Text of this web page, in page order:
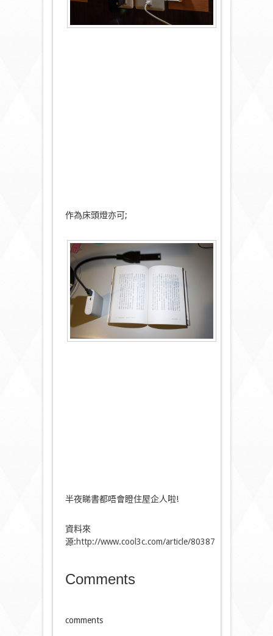
作為床頭燈亦可;
半夜睇書都唔會瞪住屋企人啦!
資料來
源:http://www.cool3c.com/article/80387
Comments
comments